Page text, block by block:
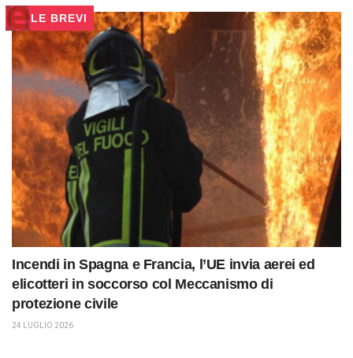
LE BREVI
Incendi in Spagna e Francia, l’UE invia aerei ed
elicotteri in soccorso col Meccanismo di
protezione civile
24 LUGLIO 2026